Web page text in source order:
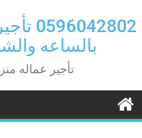
to
content
بالساعه
تأجير عماله